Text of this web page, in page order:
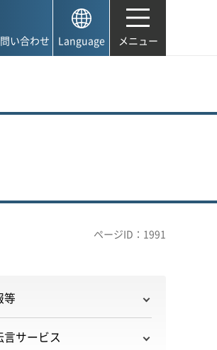
問い合わせ Language メニュー
ページID：1991
等
言サービス